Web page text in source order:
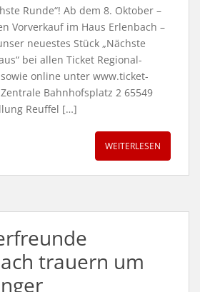
Runde“! Ab dem 8. Oktober –
Vorverkauf im Haus Erlenbach –
neuestes Stück „Nächste
bei allen Ticket Regional-
online unter www.ticket-
Bahnhofsplatz 2 65549
Reuffel […]
WEITERLESEN
trauern um